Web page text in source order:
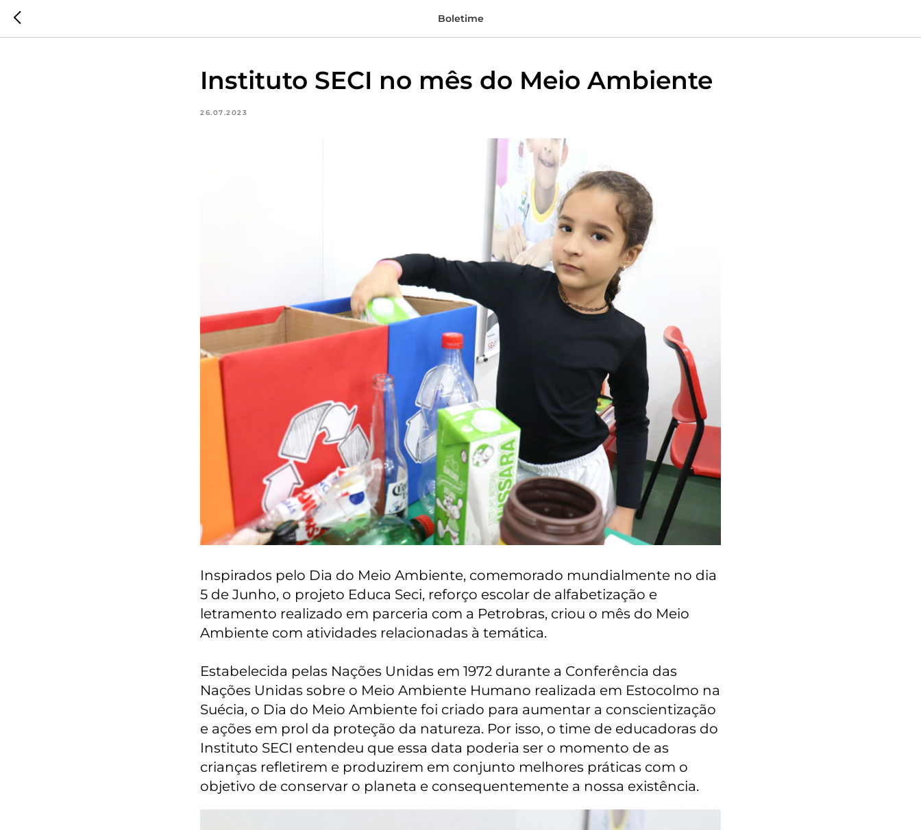
Boletime
Instituto SECI no mês do Meio Ambiente
26.07.2023
Inspirados pelo Dia do Meio Ambiente, comemorado mundialmente no dia
5 de Junho, o projeto Educa Seci, reforço escolar de alfabetização e
letramento realizado em parceria com a Petrobras, criou o mês do Meio
Ambiente com atividades relacionadas à temática.
Estabelecida pelas Nações Unidas em 1972 durante a Conferência das
Nações Unidas sobre o Meio Ambiente Humano realizada em Estocolmo na
Suécia, o Dia do Meio Ambiente foi criado para aumentar a conscientização
e ações em prol da proteção da natureza. Por isso, o time de educadoras do
Instituto SECI entendeu que essa data poderia ser o momento de as
crianças refletirem e produzirem em conjunto melhores práticas com o
objetivo de conservar o planeta e consequentemente a nossa existência.